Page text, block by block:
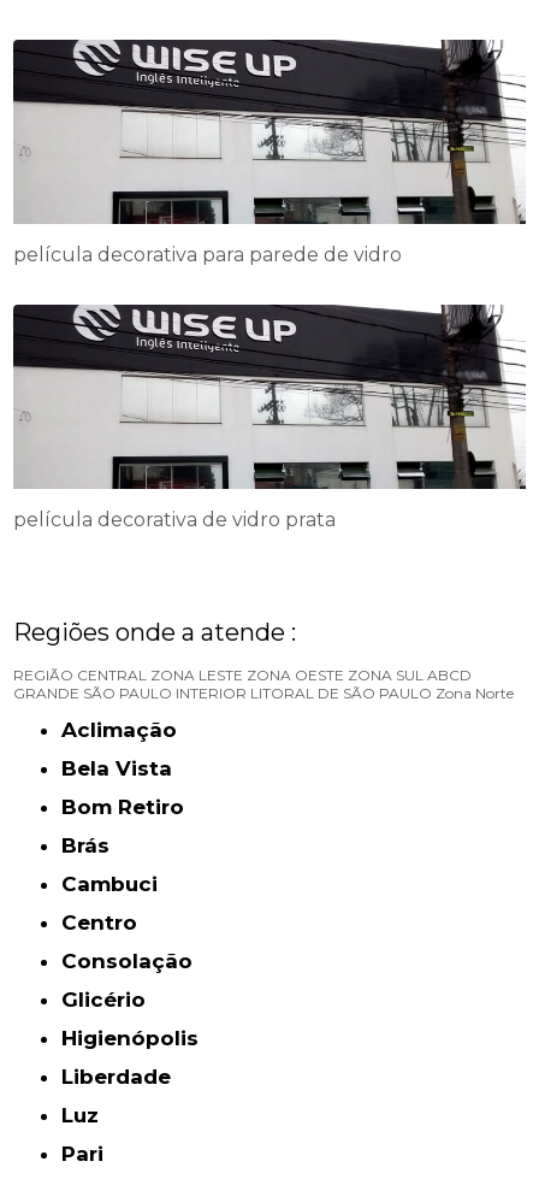
película decorativa para parede de vidro
película decorativa de vidro prata
Regiões onde a atende :
REGIÃO CENTRAL ZONA LESTE ZONA OESTE ZONA SUL ABCD
GRANDE SÃO PAULO INTERIOR LITORAL DE SÃO PAULO Zona Norte
Aclimação
Bela Vista
Bom Retiro
Brás
Cambuci
Centro
Consolação
Glicério
Higienópolis
Liberdade
Luz
Pari